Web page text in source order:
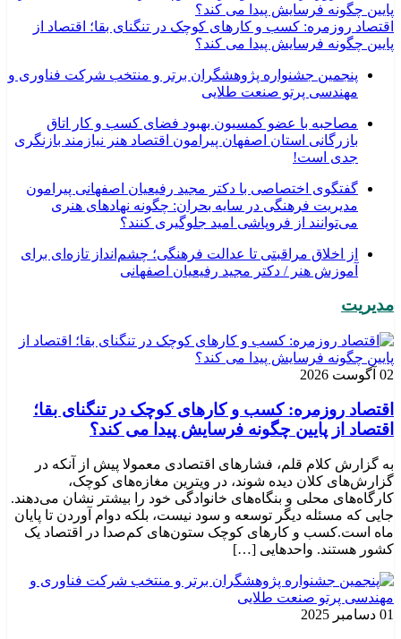
اقتصاد روزمره: کسب‌ و کارهای کوچک در تنگنای بقا؛ اقتصاد از
پایین چگونه فرسایش پیدا می کند؟
پنجمین جشنواره پژوهشگران برتر و منتخب شرکت فناوری و
مهندسی پرتو صنعت طلایی
مصاحبه با عضو کمسیون بهبود فضای کسب و کار اتاق
بازرگانی استان اصفهان پیرامون اقتصاد هنر نیازمند بازنگری
جدی است!
گفتگوی اختصاصی با دکتر مجید رفیعیان اصفهانی پیرامون
مدیریت فرهنگی در سایه بحران: چگونه نهادهای هنری
می‌توانند از فروپاشی امید جلوگیری کنند؟
از اخلاق مراقبتی تا عدالت فرهنگی؛ چشم‌انداز تازه‌ای برای
آموزش هنر / دکتر مجید رفیعیان اصفهانی
مدیریت
02 آگوست 2026
اقتصاد روزمره: کسب‌ و کارهای کوچک در تنگنای بقا؛
اقتصاد از پایین چگونه فرسایش پیدا می کند؟
به گزارش کلام قلم، فشارهای اقتصادی معمولا پیش از آنکه در
گزارش‌های کلان دیده شوند، در ویترین مغازه‌های کوچک،
کارگاه‌های محلی و بنگاه‌های خانوادگی خود را بیشتر نشان می‌دهند.
جایی که مسئله دیگر توسعه و سود نیست، بلکه دوام آوردن تا پایان
ماه است.کسب‌ و کارهای کوچک ستون‌های کم‌صدا در اقتصاد یک
کشور هستند. واحدهایی […]
01 دسامبر 2025